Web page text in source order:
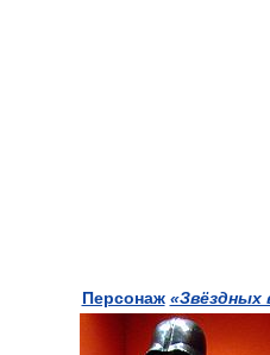
Персонаж «Звёздных